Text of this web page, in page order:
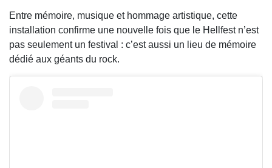
Entre mémoire, musique et hommage artistique, cette
installation confirme une nouvelle fois que le Hellfest n’est
pas seulement un festival : c’est aussi un lieu de mémoire
dédié aux géants du rock.